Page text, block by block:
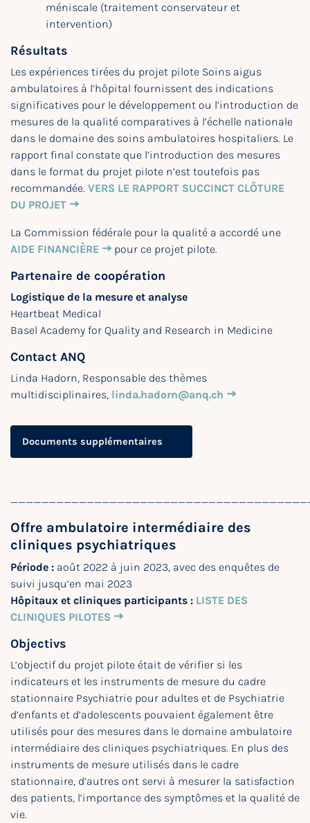
méniscale (traitement conservateur et
intervention)
Résultats
Les expériences tirées du projet pilote Soins aigus
ambulatoires à l’hôpital fournissent des indications
significatives pour le développement ou l’introduction de
mesures de la qualité comparatives à l’échelle nationale
dans le domaine des soins ambulatoires hospitaliers. Le
rapport final constate que l’introduction des mesures
dans le format du projet pilote n’est toutefois pas
recommandée. VERS LE RAPPORT SUCCINCT CLÔTURE
DU PROJET
La Commission fédérale pour la qualité a accordé une
AIDE FINANCIÈRE
pour ce projet pilote.
Partenaire de coopération
Logistique de la mesure et analyse
Heartbeat Medical
Basel Academy for Quality and Research in Medicine
Contact ANQ
Linda Hadorn, Responsable des thèmes
multidisciplinaires, linda.hadorn@anq.ch
Documents supplémentaires
Offre ambulatoire intermédiaire des
cliniques psychiatriques
Période : août 2022 à juin 2023, avec des enquêtes de
suivi jusqu’en mai 2023
Hôpitaux et cliniques participants : LISTE DES
CLINIQUES PILOTES
Objectivs
L’objectif du projet pilote était de vérifier si les
indicateurs et les instruments de mesure du cadre
stationnaire Psychiatrie pour adultes et de Psychiatrie
d’enfants et d’adolescents pouvaient également être
utilisés pour des mesures dans le domaine ambulatoire
intermédiaire des cliniques psychiatriques. En plus des
instruments de mesure utilisés dans le cadre
stationnaire, d’autres ont servi à mesurer la satisfaction
des patients, l’importance des symptômes et la qualité de
vie.